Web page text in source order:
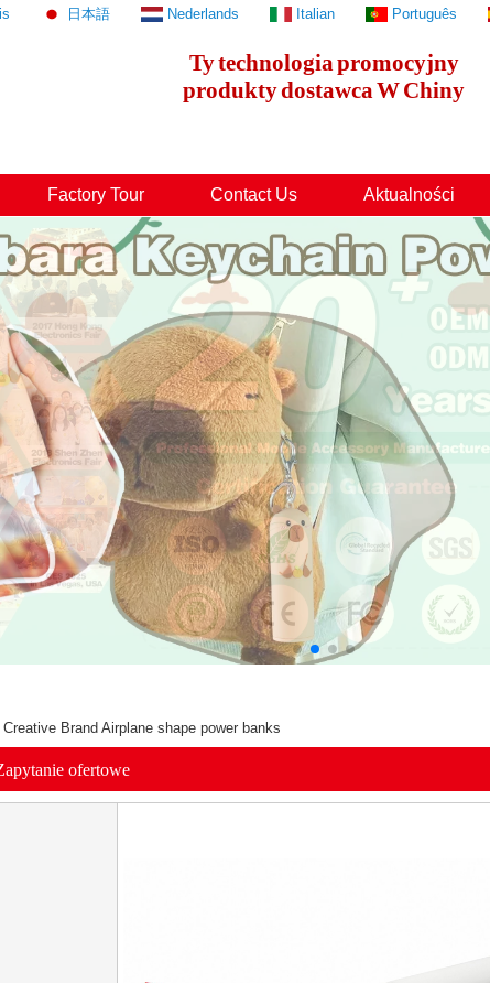
Tytechnologiapromocyjny
produktydostawcaWChiny
日本語 Nederlands Italian Português
Factory Tour Contact Us Aktualności
Brand Airplane shape power banks
ofertowe